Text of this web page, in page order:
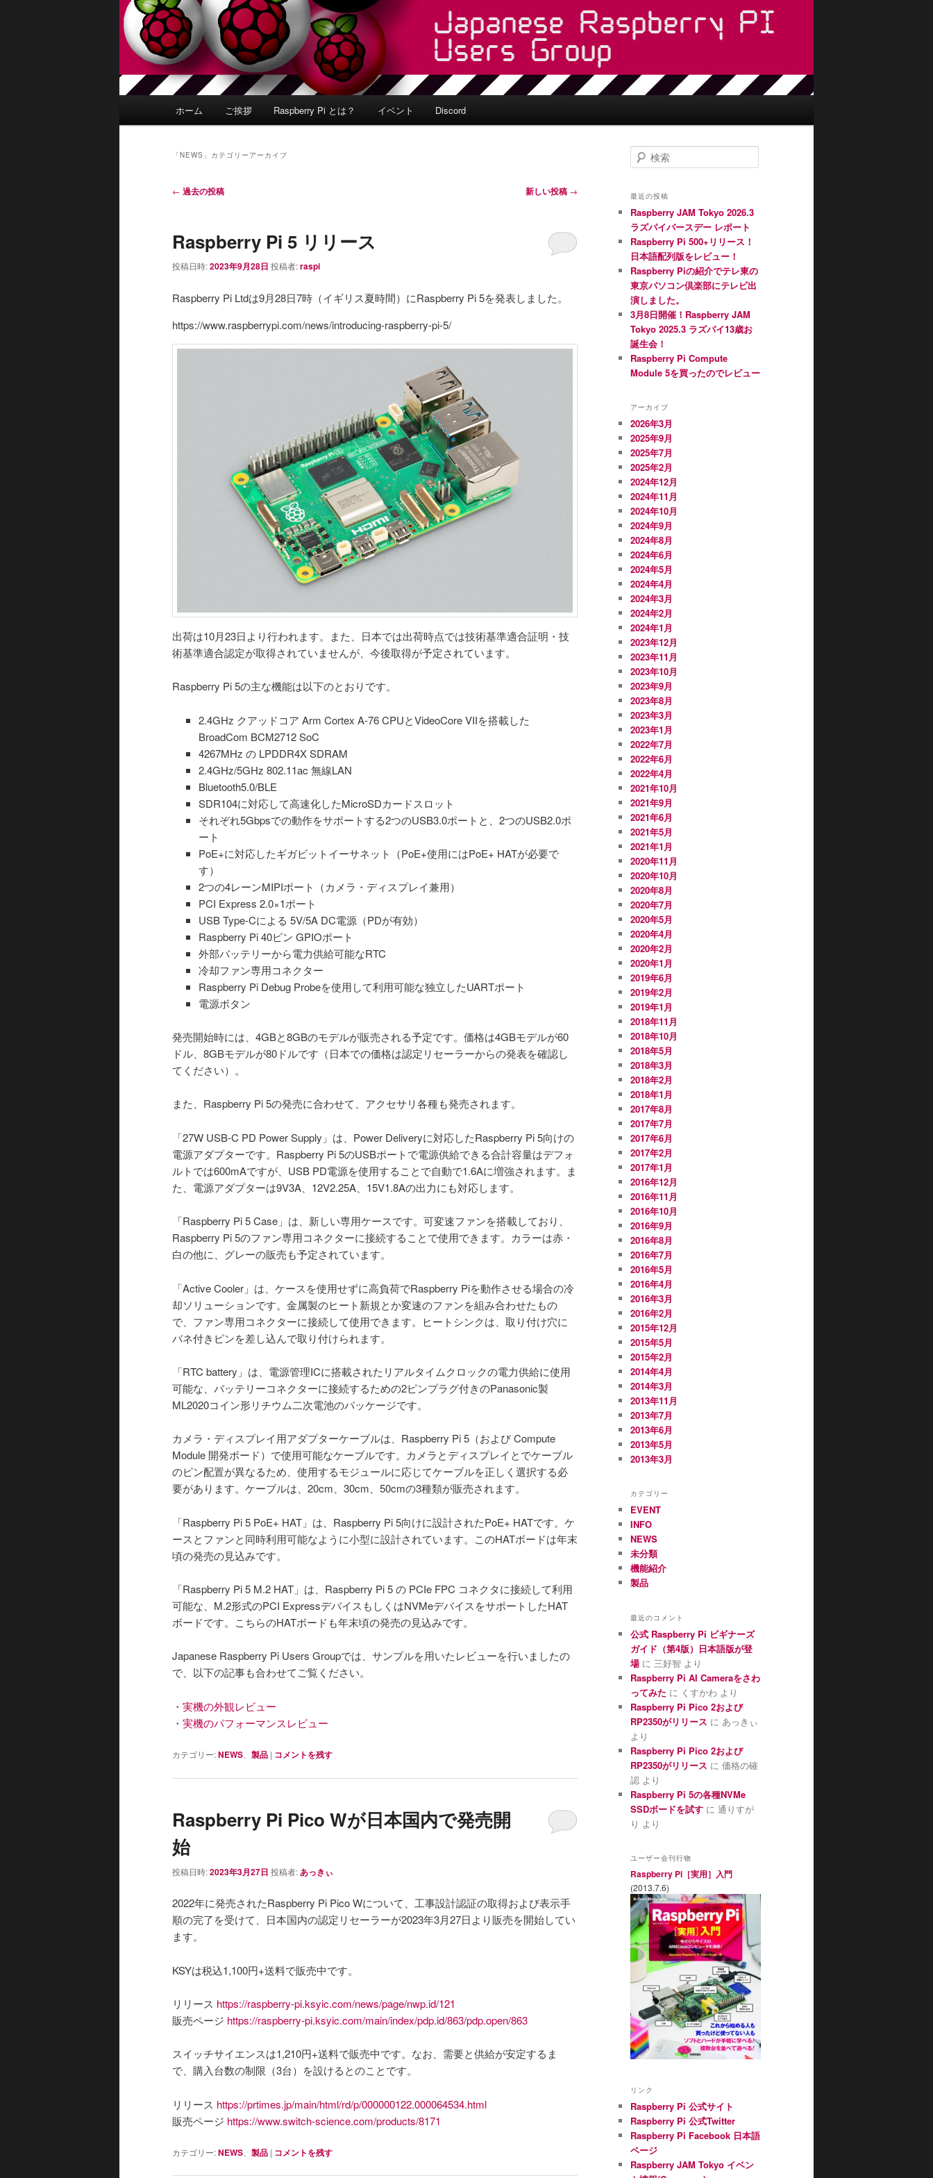
ホーム ご挨拶 Raspberry Pi とは？ イベント Discord
「NEWS 」カテゴリーアーカイブ
投
ビ
ー
ョ
ン
← 過去の投稿 新しい投稿 →
Raspberry Pi 5 リリース
投稿日時:2023年9月28日 投稿者:raspi
Raspberry Pi Ltdは9月28日7時（イギリス夏時間）にRaspberry Pi 5を発表しました。
https://www.raspberrypi.com/news/introducing-raspberry-pi-5/
出荷は10月23日より行われます。また、日本では出荷時点では技術基準適合証明・技
術基準適合認定が取得されていませんが、今後取得が予定されています。
Raspberry Pi 5の主な機能は以下のとおりです。
2.4GHz クアッドコア Arm Cortex A-76 CPUとVideoCore VIIを搭載した
BroadCom BCM2712 SoC
4267MHz の LPDDR4X SDRAM
2.4GHz/5GHz 802.11ac 無線LAN
Bluetooth5.0/BLE
SDR104に対応して高速化したMicroSDカードスロット
それぞれ5Gbpsでの動作をサポートする2つのUSB3.0ポートと、2つのUSB2.0ポ
ート
PoE+に対応したギガビットイーサネット（PoE+使用にはPoE+ HATが必要で
す）
2つの4レーンMIPIポート（カメラ・ディスプレイ兼用）
PCI Express 2.0×1ポート
USB Type-Cによる 5V/5A DC電源（PDが有効）
Raspberry Pi 40ピン GPIOポート
外部バッテリーから電力供給可能なRTC
冷却ファン専用コネクター
Raspberry Pi Debug Probeを使用して利用可能な独立したUARTポート
電源ボタン
発売開始時には、4GBと8GBのモデルが販売される予定です。価格は4GBモデルが60
ドル、8GBモデルが80ドルです（日本での価格は認定リセーラーからの発表を確認し
てください）。
また、Raspberry Pi 5の発売に合わせて、アクセサリ各種も発売されます。
「27W USB-C PD Power Supply」は、Power Deliveryに対応したRaspberry Pi 5向けの
電源アダプターです。Raspberry Pi 5のUSBポートで電源供給できる合計容量はデフォ
ルトでは600mAですが、USB PD電源を使用することで自動で1.6Aに増強されます。ま
た、電源アダプターは9V3A、12V2.25A、15V1.8Aの出力にも対応します。
「Raspberry Pi 5 Case」は、新しい専用ケースです。可変速ファンを搭載しており、
Raspberry Pi 5のファン専用コネクターに接続することで使用できます。カラーは赤・
白の他に、グレーの販売も予定されています。
「Active Cooler」は、ケースを使用せずに高負荷でRaspberry Piを動作させる場合の冷
却ソリューションです。金属製のヒート新規とか変速のファンを組み合わせたもの
で、ファン専用コネクターに接続して使用できます。ヒートシンクは、取り付け穴に
バネ付きピンを差し込んで取り付けられます。
「RTC battery」は、電源管理ICに搭載されたリアルタイムクロックの電力供給に使用
可能な、バッテリーコネクターに接続するための2ピンプラグ付きのPanasonic製
ML2020コイン形リチウム二次電池のパッケージです。
カメラ・ディスプレイ用アダプターケーブルは、Raspberry Pi 5（および Compute
Module 開発ボード）で使用可能なケーブルです。カメラとディスプレイとでケーブル
のピン配置が異なるため、使用するモジュールに応じてケーブルを正しく選択する必
要があります。ケーブルは、20cm、30cm、50cmの3種類が販売されます。
「Raspberry Pi 5 PoE+ HAT」は、Raspberry Pi 5向けに設計されたPoE+ HATです。ケ
ースとファンと同時利用可能なように小型に設計されています。このHATボードは年末
頃の発売の見込みです。
「Raspberry Pi 5 M.2 HAT」は、Raspberry Pi 5 の PCIe FPC コネクタに接続して利用
可能な、M.2形式のPCI ExpressデバイスもしくはNVMeデバイスをサポートしたHAT
ボードです。こちらのHATボードも年末頃の発売の見込みです。
Japanese Raspberry Pi Users Groupでは、サンプルを用いたレビューを行いましたの
で、以下の記事も合わせてご覧ください。
・ 実機の外観レビュー
・ 実機のパフォーマンスレビュー
カテゴリー:NEWS 製品 | コメントを残す
Raspberry Pi Pico Wが日本国内で発売開
始
投稿日時:2023年3月27日 投稿者:あっきぃ
2022年に発売されたRaspberry Pi Pico Wについて、工事設計認証の取得および表示手
順の完了を受けて、日本国内の認定リセーラーが2023年3月27日より販売を開始してい
ます。
KSYは税込1,100円+送料で販売中です。
リリース https://raspberry-pi.ksyic.com/news/page/nwp.id/121
販売ページ https://raspberry-pi.ksyic.com/main/index/pdp.id/863/pdp.open/863
スイッチサイエンスは1,210円+送料で販売中です。なお、需要と供給が安定するま
で、購入台数の制限（3台）を設けるとのことです。
リリース https://prtimes.jp/main/html/rd/p/000000122.000064534.html
販売ページ https://www.switch-science.com/products/8171
カテゴリー:NEWS 製品 | コメントを残す
検
索
最近の投稿
Raspberry JAM Tokyo 2026.3
ラズパイバースデー レポート
Raspberry Pi 500+リリース！
日本語配列版をレビュー！
Raspberry Piの紹介でテレ東の
東京パソコン倶楽部にテレビ出
演しました。
3月8日開催！Raspberry JAM
Tokyo 2025.3 ラズパイ13歳お
誕生会！
Raspberry Pi Compute
Module 5を買ったのでレビュー
アーカイブ
2026年3月
2025年9月
2025年7月
2025年2月
2024年12月
2024年11月
2024年10月
2024年9月
2024年8月
2024年6月
2024年5月
2024年4月
2024年3月
2024年2月
2024年1月
2023年12月
2023年11月
2023年10月
2023年9月
2023年8月
2023年3月
2023年1月
2022年7月
2022年6月
2022年4月
2021年10月
2021年9月
2021年6月
2021年5月
2021年1月
2020年11月
2020年10月
2020年8月
2020年7月
2020年5月
2020年4月
2020年2月
2020年1月
2019年6月
2019年2月
2019年1月
2018年11月
2018年10月
2018年5月
2018年3月
2018年2月
2018年1月
2017年8月
2017年7月
2017年6月
2017年2月
2017年1月
2016年12月
2016年11月
2016年10月
2016年9月
2016年8月
2016年7月
2016年5月
2016年4月
2016年3月
2016年2月
2015年12月
2015年5月
2015年2月
2014年4月
2014年3月
2013年11月
2013年7月
2013年6月
2013年5月
2013年3月
カテゴリー
EVENT
INFO
NEWS
未分類
機能紹介
製品
最近のコメント
公式 Raspberry Pi ビギナーズ
ガイド（第4版）日本語版が登
場に 三好智 より
Raspberry Pi AI Cameraをさわ
ってみた に くすかわ より
Raspberry Pi Pico 2および
RP2350がリリース に あっきぃ
より
Raspberry Pi Pico 2および
RP2350がリリース に 価格の確
認 より
Raspberry Pi 5の各種NVMe
SSDボードを試す に 通りすが
り より
ユーザー会刊行物
Raspberry Pi［実用］入門
(2013.7.6)
リンク
Raspberry Pi 公式サイト
Raspberry Pi 公式Twitter
Raspberry Pi Facebook 日本語
ページ
Raspberry JAM Tokyo イベン